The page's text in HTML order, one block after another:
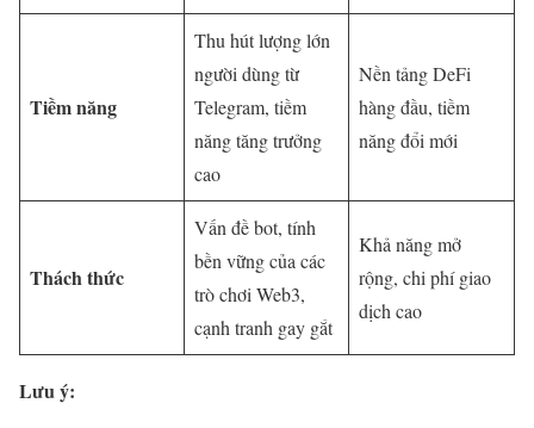
Tiềm năng
Thu hút lượng lớn
người dùng từ
Telegram, tiềm
năng tăng trưởng
cao
Nền tảng DeFi
hàng đầu, tiềm
năng đổi mới
Thách thức
Vấn đề bot, tính
bền vững của các
trò chơi Web3,
cạnh tranh gay gắt
Khả năng mở
rộng, chi phí giao
dịch cao
Lưu ý: